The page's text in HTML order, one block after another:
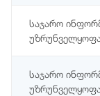
საჯარო
საჯარო